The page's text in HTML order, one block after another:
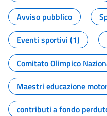
Avviso pubblico
Eventi sportivi (1)
Comitato Olimpico
Maestri educazione
contributi a fondo